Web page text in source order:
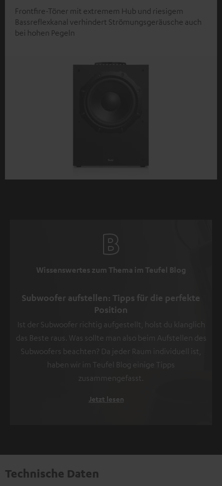
Frontfire-Töner mit extremem Hub und riesigem
Bassreflexkanal verhindert Strömungsgeräusche auch
bei hohen Pegeln
Wissenswertes zum Thema im Teufel Blog
Subwoofer aufstellen: Tipps für die perfekte
Position
Ist der Subwoofer richtig aufgestellt, holst du klanglich
das Beste raus. Was sollte man also beim Aufstellen des
Subwoofers beachten? Da jeder Raum individuell ist,
haben wir im Teufel Blog einige Tipps
zusammengefasst.
Jetzt lesen
Technische Daten